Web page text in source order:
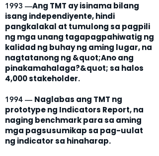
1993 —Ang TMT ay isinama bilang
isang independiyente, hindi
pangkalakal at tumulong sa pagpili
ng mga unang tagapagpahiwatig ng
kalidad ng buhay ng aming lugar, na
nagtatanong ng &quot;Ano ang
pinakamahalaga?&quot; sa halos
4,000 stakeholder.
1994 — Naglabas ang TMT ng
prototype ng Indicators Report, na
naging benchmark para sa aming
mga pagsusumikap sa pag-uulat
ng indicator sa hinaharap.